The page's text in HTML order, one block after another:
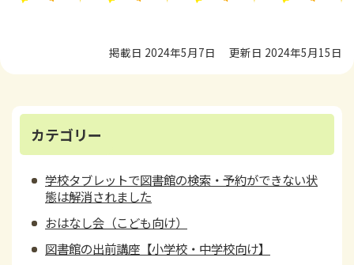
掲載日 2024年5月7日 更新日 2024年5月15日
カテゴリー
学校タブレットで図書館の検索・予約ができない状
態は解消されました
おはなし会（こども向け）
図書館の出前講座【小学校・中学校向け】